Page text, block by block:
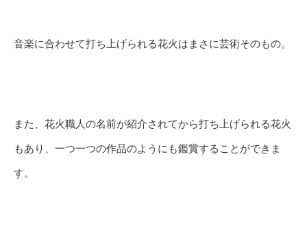
音楽に合わせて打ち上げられる花火はまさに芸術そのもの。
また、花火職人の名前が紹介されてから打ち上げられる花火
もあり、一つ一つの作品のようにも鑑賞することができま
す。